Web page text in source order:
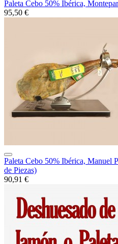
Paleta Cebo 50% Ibérica,
95,50 €
Paleta Cebo 50% Ibérica, Manuel
de Piezas)
90,91 €